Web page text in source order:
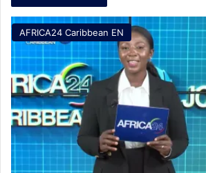
AFRICA24 Caribbean EN